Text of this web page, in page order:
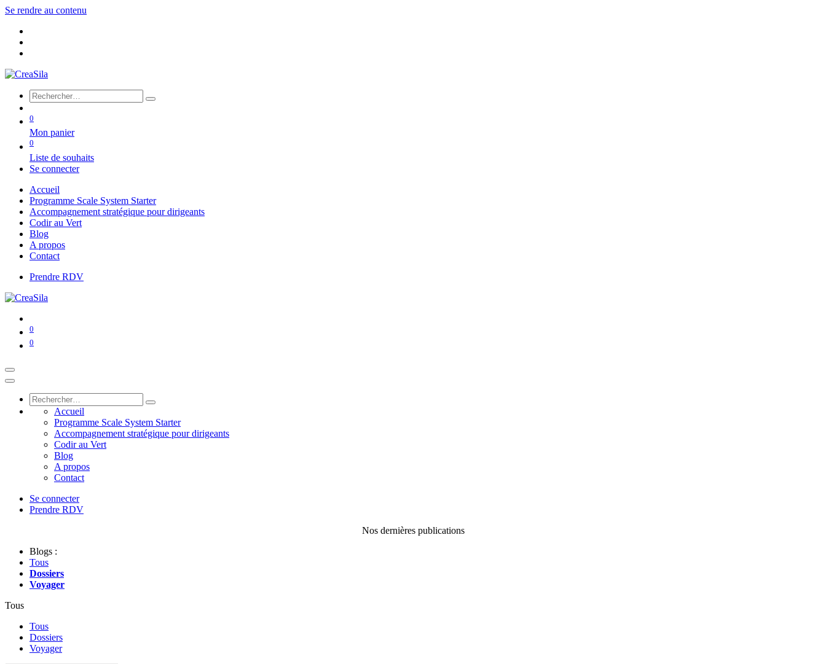
Se rendre au contenu
0
Mon panier
0
Liste de souhaits
Se connecter
Accueil
Programme Scale System Starter
Accompagnement stratégique pour dirigeants
Codir au Vert
Blog
A propos
Contact
Prendre RDV
0
0
Accueil
Programme Scale System Starter
Accompagnement stratégique pour dirigeants
Codir au Vert
Blog
A propos
Contact
Se connecter
Prendre RDV
Nos dernières publications
Blogs :
Tous
Dossiers
Voyager
Tous
Tous
Dossiers
Voyager